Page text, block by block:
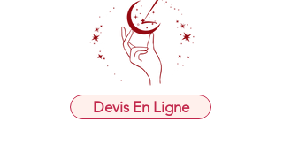
Devis En Ligne